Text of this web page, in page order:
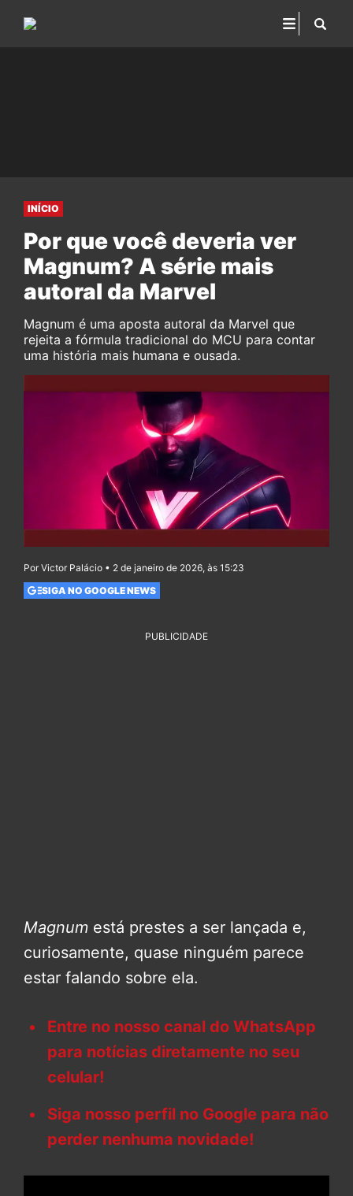
INÍCIO
Por que você deveria ver
Magnum? A série mais
autoral da Marvel
Magnum é uma aposta autoral da Marvel que
rejeita a fórmula tradicional do MCU para contar
uma história mais humana e ousada.
Por Victor Palácio • 2 de janeiro de 2026, às 15:23
SIGA NO GOOGLE NEWS
PUBLICIDADE
Magnum está prestes a ser lançada e,
curiosamente, quase ninguém parece
estar falando sobre ela.
Entre no nosso canal do WhatsApp
para notícias diretamente no seu
celular!
Siga nosso perfil no Google para não
perder nenhuma novidade!